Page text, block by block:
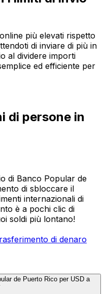
più elevati rispetto
di inviare di più in
al dividere importi
ed efficiente per
di persone in
di Banco Popular de
di sbloccare il
internazionali di
è a pochi clic di
soldi più lontano!
di denaro
de Puerto Rico per USD a